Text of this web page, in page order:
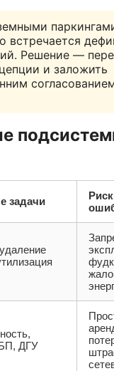
встречается
Решение —
и заложить
задачи
ДГУ